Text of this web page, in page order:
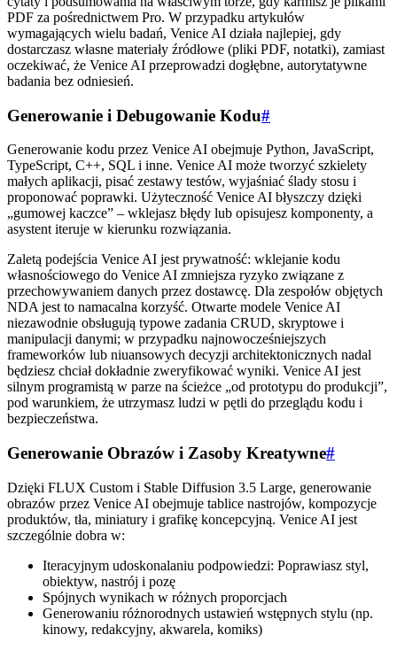
PDF za pośrednictwem Pro. W przypadku artykułów
wymagających wielu badań, Venice AI działa najlepiej, gdy
dostarczasz własne materiały źródłowe (pliki PDF, notatki), zamiast
oczekiwać, że Venice AI przeprowadzi dogłębne, autorytatywne
badania bez odniesień.
Generowanie i Debugowanie Kodu#
Generowanie kodu przez Venice AI obejmuje Python, JavaScript,
TypeScript, C++, SQL i inne. Venice AI może tworzyć szkielety
małych aplikacji, pisać zestawy testów, wyjaśniać ślady stosu i
proponować poprawki. Użyteczność Venice AI błyszczy dzięki
„gumowej kaczce” – wklejasz błędy lub opisujesz komponenty, a
asystent iteruje w kierunku rozwiązania.
Zaletą podejścia Venice AI jest prywatność: wklejanie kodu
własnościowego do Venice AI zmniejsza ryzyko związane z
przechowywaniem danych przez dostawcę. Dla zespołów objętych
NDA jest to namacalna korzyść. Otwarte modele Venice AI
niezawodnie obsługują typowe zadania CRUD, skryptowe i
manipulacji danymi; w przypadku najnowocześniejszych
frameworków lub niuansowych decyzji architektonicznych nadal
będziesz chciał dokładnie zweryfikować wyniki. Venice AI jest
silnym programistą w parze na ścieżce „od prototypu do produkcji”,
pod warunkiem, że utrzymasz ludzi w pętli do przeglądu kodu i
bezpieczeństwa.
Generowanie Obrazów i Zasoby Kreatywne#
Dzięki FLUX Custom i Stable Diffusion 3.5 Large, generowanie
obrazów przez Venice AI obejmuje tablice nastrojów, kompozycje
produktów, tła, miniatury i grafikę koncepcyjną. Venice AI jest
szczególnie dobra w:
Iteracyjnym udoskonalaniu podpowiedzi: Poprawiasz styl,
obiektyw, nastrój i pozę
Spójnych wynikach w różnych proporcjach
Generowaniu różnorodnych ustawień wstępnych stylu (np.
kinowy, redakcyjny, akwarela, komiks)